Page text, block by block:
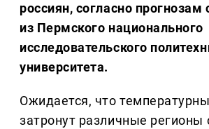
россиян, согласно прогнозам
из Пермского национального
исследовательского
университета.
Ожидается, что
затронут различные регионы